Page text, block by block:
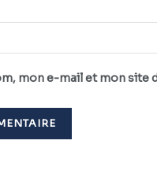
mon e-mail et mon site